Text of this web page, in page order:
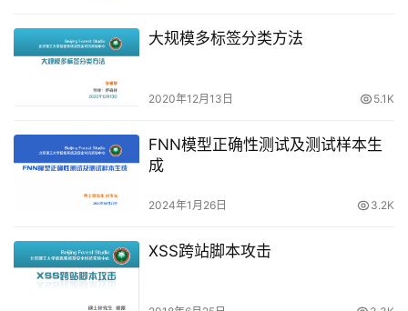
大规模多标签分类方法
2020年12月13日 5.1K
FNN模型正确性测试及测试样本生
成
2024年1月26日 3.2K
XSS跨站脚本攻击